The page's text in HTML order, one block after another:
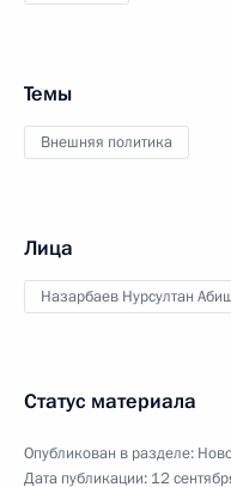
Темы
Внешняя политика
Лица
Назарбаев Нурсултан
Статус материала
Опубликован в разделе:
Дата публикации: 12